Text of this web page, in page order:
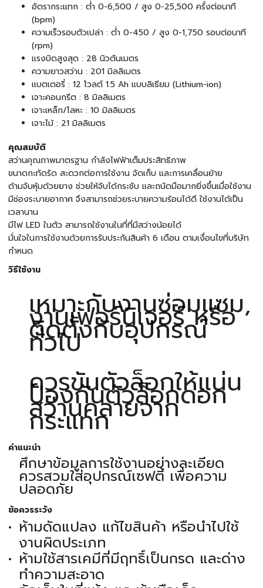
อัตรากระแทก : ต่ำ 0-6,500 / สูง 0-25,500 ครั้งต่อนาที
(bpm)
ความเร็วรอบตัวเปล่า : ต่ำ 0-450 / สูง 0-1,750 รอบต่อนาที
(rpm)
แรงบิดสูงสุด : 28 นิวตันเมตร
ความยาวสว่าน : 201 มิลลิเมตร
แบตเตอรี่ : 12 โวลต์ 1.5 Ah แบบลิเธียม (Lithium-ion)
เจาะคอนกรีต : 8 มิลลิเมตร
เจาะเหล็ก/โลหะ : 10 มิลลิเมตร
เจาะไม้ : 21 มิลลิเมตร
คุณสมบัติ
สว่านคุณภาพมาตรฐาน กำลังไฟฟ้าเต็มประสิทธิภาพ
ขนาดกะทัดรัด สะดวกต่อการใช้งาน จัดเก็บ และการเคลื่อนย้าย
ด้ามจับหุ้มด้วยยาง ช่วยให้จับได้กระชับ และถนัดมือมากยิ่งขึ้นเมื่อใช้งาน
มีช่องระบายอากาศ จึงสามารถช่วยระบายความร้อนได้ดี ใช้งานได้เป็น
เวลานาน
มีไฟ LED ในตัว สามารถใช้งานในที่ที่มีสว่างน้อยได้
มั่นใจในการใช้งานด้วยการรับประกันสินค้า 6 เดือน ตามเงื่อนไขที่บริษัท
กำหนด
วิธีใช้งาน
เหมาะกับงานซ่อมแซม,
งานเฟอร์นิเจอร์ หรือ
ติดตั้งกับอุปกรณ์
ทั่วไป
ควรขันตัวล็อกให้แน่น
ป้องกันตัวล็อกดอก
สว่านคลายจาก
กระแทก
คำแนะนำ
ศึกษาข้อมูลการใช้งานอย่างละเอียด
ควรสวมใส่อุปกรณ์เซฟตี้ เพื่อความ
ปลอดภัย
ข้อควรระวัง
ห้ามดัดแปลง แก้ไขสินค้า หรือนำไปใช้
งานผิดประเภท
ห้ามใช้สารเคมีที่มีฤทธิ์เป็นกรด และด่าง
ทำความสะอาด